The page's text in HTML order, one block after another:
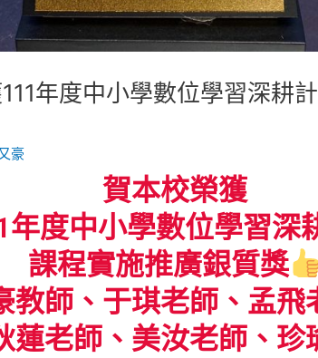
年度中小學數位學習深耕
豪
賀本校榮獲
年度中小學數位學習深
課程實施推廣銀質獎
教師、于琪老師、孟飛
蓮老師、美汝老師、珍